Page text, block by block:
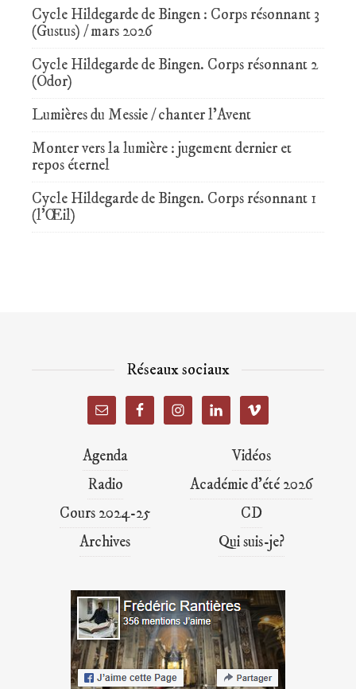
Cycle Hildegarde de Bingen : Corps résonnant 3
(Gustus) / mars 2026
Cycle Hildegarde de Bingen. Corps résonnant 2
(Odor)
Lumières du Messie / chanter l’Avent
Monter vers la lumière : jugement dernier et
repos éternel
Cycle Hildegarde de Bingen. Corps résonnant 1
(l’Œil)
Réseaux sociaux
Agenda
Vidéos
Radio
Académie d’été 2026
Cours 2024-25
CD
Archives
Qui suis-je?